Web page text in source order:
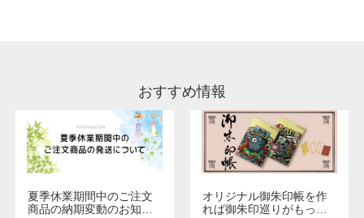
おすすめ情報
夏季休業期間中のご注文
商品の納期変動のお知ら
オリジナル御朱印帳を作
れば御朱印巡りがもっと